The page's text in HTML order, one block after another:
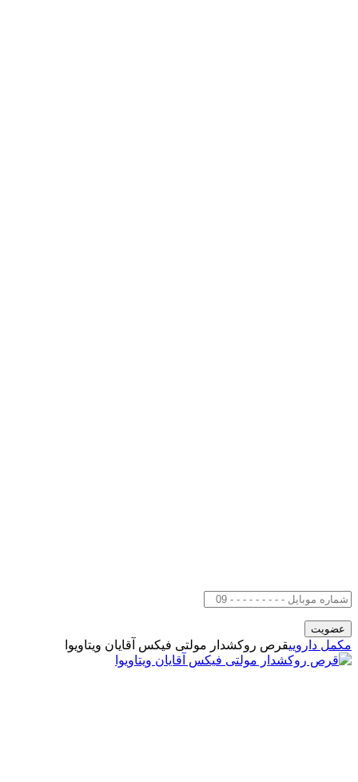
مکمل داروییقرص روکشدار مولتی فیکس آقایان ویتاویوا